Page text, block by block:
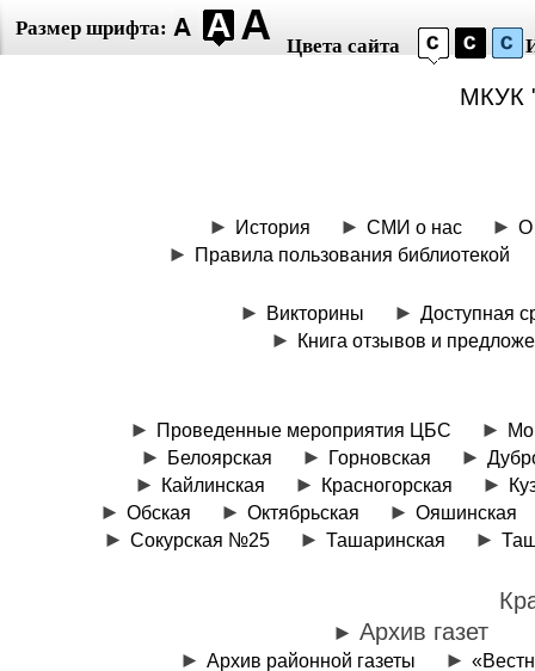
Размер шрифта:
Цвета сайта
МКУК
История СМИ о нас
О
Правила пользования библиотекой
Викторины
Доступная
Книга отзывов и
Проведенные мероприятия ЦБС
Белоярская
Горновская
Кайлинская
Красногорская
Обская
Октябрьская
Ояшинская
Сокурская №25
Ташаринская
Архив газет
Архив районной газеты